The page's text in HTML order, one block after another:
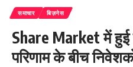
समाचार बिज़नेस
Share Market में हुई
परिणाम के बीच